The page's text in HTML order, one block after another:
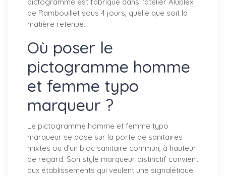
de Rambouillet sous 4 jours, quelle que soit la
matière retenue.
Où poser le
pictogramme homme
et femme typo
marqueur ?
Le pictogramme homme et femme typo
marqueur se pose sur la porte de sanitaires
mixtes ou d'un bloc sanitaire commun, à hauteur
de regard. Son style marqueur distinctif convient
aux établissements qui veulent une signalétique